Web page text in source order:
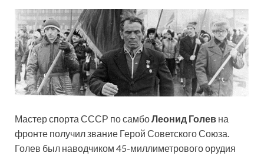
Мастер спорта СССР по самбо Леонид Голев на
фронте получил звание Герой Советского Союза.
Голев был наводчиком 45-миллиметрового орудия